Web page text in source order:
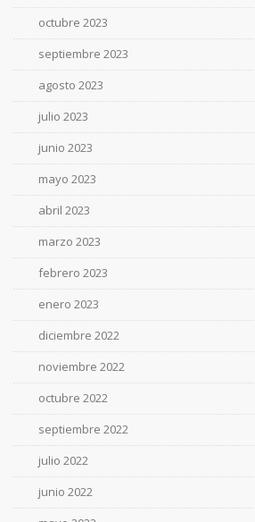
octubre 2023
septiembre 2023
agosto 2023
julio 2023
junio 2023
mayo 2023
abril 2023
marzo 2023
febrero 2023
enero 2023
diciembre 2022
noviembre 2022
octubre 2022
septiembre 2022
julio 2022
junio 2022